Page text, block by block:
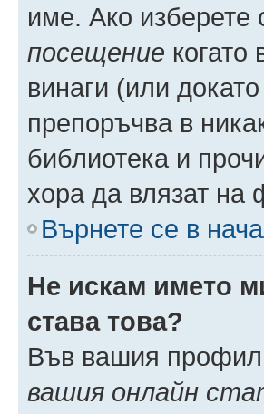
име. Ако изберете
посещение
винаги (или
препоръчва в
библиотека и
хора да влязат на
Върнете се в
Не искам името
става това?
Във вашия
вашия онлайн